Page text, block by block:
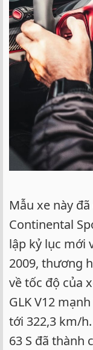
Mẫu xe này
Continental
lập kỷ lục mới
2009, thương
về tốc độ của
GLK V12
tới 322,3 km/
63 S đã thành